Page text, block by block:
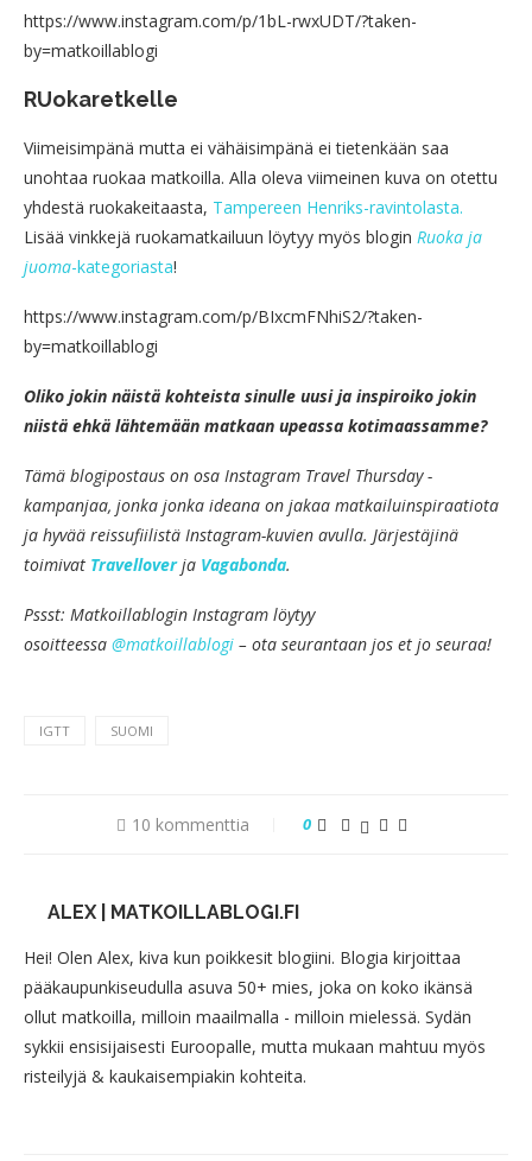
https://www.instagram.com/p/1bL-rwxUDT/?taken-
by=matkoillablogi
RUokaretkelle
Viimeisimpänä mutta ei vähäisimpänä ei tietenkään saa
unohtaa ruokaa matkoilla. Alla oleva viimeinen kuva on otettu
yhdestä ruokakeitaasta, Tampereen Henriks-ravintolasta.
Lisää vinkkejä ruokamatkailuun löytyy myös blogin Ruoka ja
juoma-kategoriasta!
https://www.instagram.com/p/BIxcmFNhiS2/?taken-
by=matkoillablogi
Oliko jokin näistä kohteista sinulle uusi ja inspiroiko jokin
niistä ehkä lähtemään matkaan upeassa kotimaassamme?
Tämä blogipostaus on osa Instagram Travel Thursday -
kampanjaa, jonka jonka ideana on jakaa matkailuinspiraatiota
ja hyvää reissufiilistä Instagram-kuvien avulla. Järjestäjinä
toimivat Travellover ja Vagabonda.
Pssst: Matkoillablogin Instagram löytyy
osoitteessa @matkoillablogi – ota seurantaan jos et jo seuraa!
IGTT SUOMI
10 kommenttia 0
ALEX | MATKOILLABLOGI.FI
Hei! Olen Alex, kiva kun poikkesit blogiini. Blogia kirjoittaa
pääkaupunkiseudulla asuva 50+ mies, joka on koko ikänsä
ollut matkoilla, milloin maailmalla - milloin mielessä. Sydän
sykkii ensisijaisesti Euroopalle, mutta mukaan mahtuu myös
risteilyjä & kaukaisempiakin kohteita.